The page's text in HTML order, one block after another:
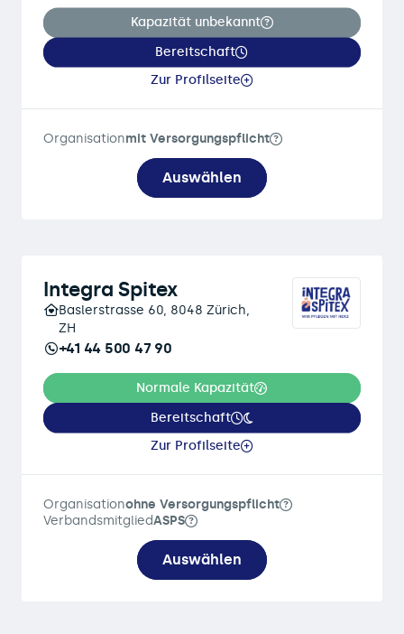
Kapazität unbekannt
Bereitschaft
Zur Profilseite
Organisationmit Versorgungspflicht
Auswählen
Integra Spitex
Baslerstrasse 60, 8048 Zürich,
ZH
+41 44 500 47 90
Normale Kapazität
Bereitschaft
Zur Profilseite
Organisationohne Versorgungspflicht
VerbandsmitgliedASPS
Auswählen